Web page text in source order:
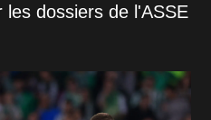
dossiers de l'ASSE